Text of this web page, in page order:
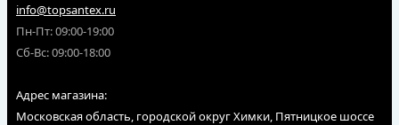
info@topsantex.ru
Пн-Пт: 09:00-19:00
Сб-Вс: 09:00-18:00
Адрес магазина:
Московская область, городской округ Химки, Пятницкое шоссе